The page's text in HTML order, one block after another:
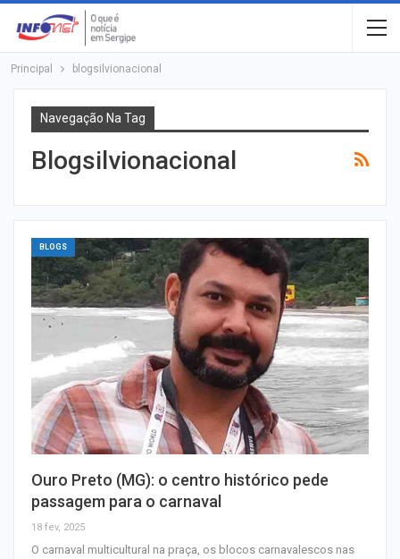
Principal blogsilvionacional
Navegação Na Tag
Blogsilvionacional
BLOGS
Ouro Preto (MG): o centro histórico pede
passagem para o carnaval
18 fev, 2025
O carnaval multicultural na praça, os blocos carnavalescos nas